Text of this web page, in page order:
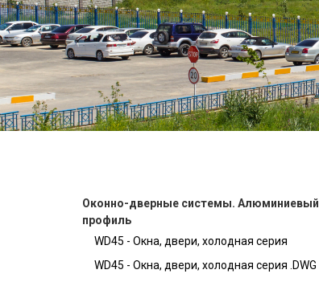
Оконно-дверные системы. Алюминиевый
профиль
WD45 - Окна, двери, холодная серия
WD45 - Окна, двери, холодная серия .DWG